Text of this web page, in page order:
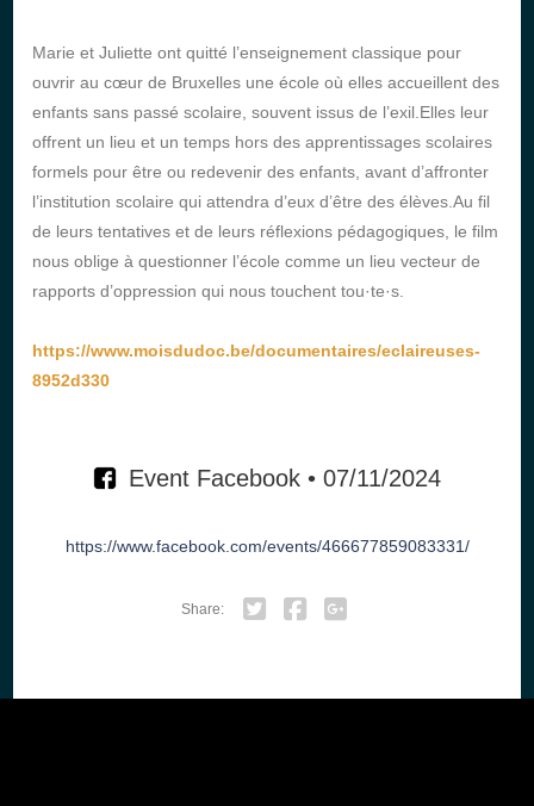
Marie et Juliette ont quitté l’enseignement classique pour
ouvrir au cœur de Bruxelles une école où elles accueillent des
enfants sans passé scolaire, souvent issus de l’exil.Elles leur
offrent un lieu et un temps hors des apprentissages scolaires
formels pour être ou redevenir des enfants, avant d’affronter
l’institution scolaire qui attendra d’eux d’être des élèves.Au fil
de leurs tentatives et de leurs réflexions pédagogiques, le film
nous oblige à questionner l’école comme un lieu vecteur de
rapports d’oppression qui nous touchent tou·te·s.
https://www.moisdudoc.be/documentaires/eclaireuses-
8952d330
Event Facebook • 07/11/2024
https://www.facebook.com/events/466677859083331/
Share: